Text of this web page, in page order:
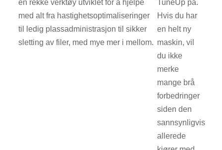
en rekke verktøy utviklet for å hjelpe
med alt fra hastighetsoptimaliseringer
til ledig plassadministrasjon til sikker
sletting av filer, med mye mer i mellom.
TuneUp på.
Hvis du har
en helt ny
maskin, vil
du ikke
merke
mange brå
forbedringer
siden den
sannsynligvis
allerede